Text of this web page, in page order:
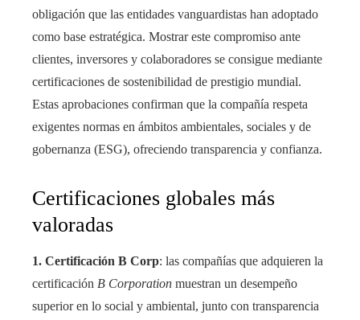
obligación que las entidades vanguardistas han adoptado
como base estratégica. Mostrar este compromiso ante
clientes, inversores y colaboradores se consigue mediante
certificaciones de sostenibilidad de prestigio mundial.
Estas aprobaciones confirman que la compañía respeta
exigentes normas en ámbitos ambientales, sociales y de
gobernanza (ESG), ofreciendo transparencia y confianza.
Certificaciones globales más
valoradas
1. Certificación B Corp: las compañías que adquieren la
certificación B Corporation muestran un desempeño
superior en lo social y ambiental, junto con transparencia